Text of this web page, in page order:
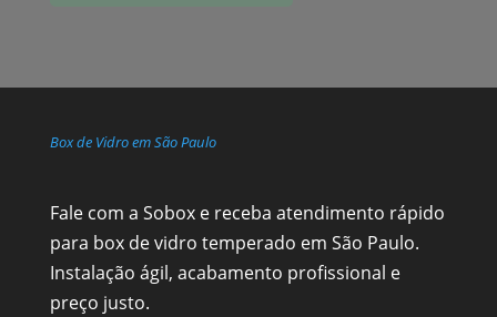
Box de Vidro em São Paulo
Fale com a Sobox e receba atendimento rápido
para box de vidro temperado em São Paulo.
Instalação ágil, acabamento profissional e
preço justo.